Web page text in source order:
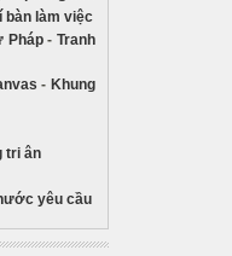
bàn làm việc
Pháp-Tranh
- Khung
tri ân
yêu cầu